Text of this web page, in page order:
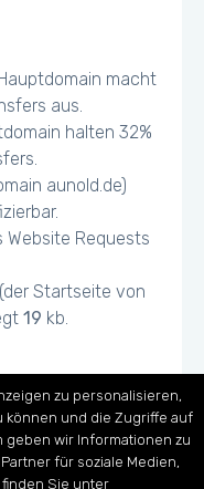
macht
aus.
halten 32%
aunold.de)
Website Requests
Startseite von
19 kb.
zu personalisieren,
können und die Zugriffe auf
geben wir Informationen zu
für soziale Medien,
Sie unter